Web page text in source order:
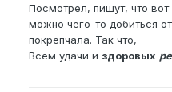
Посмотрел, пишут, что
можно чего-то добиться
покрепчала. Так что,
Всем удачи и здоровых